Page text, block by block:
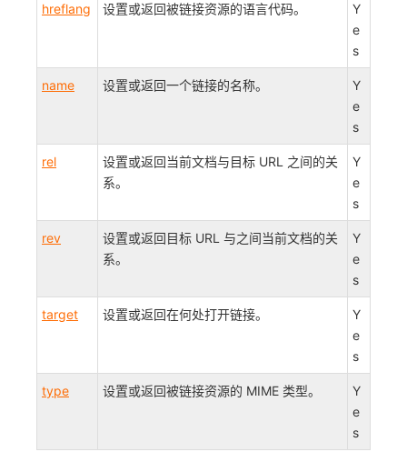
hreflang 设置或返回被链接资源的语言代码。
Y
e
s
name 设置或返回一个链接的名称。
Y
e
s
rel
设置或返回当前文档与目标 URL 之间的关
系。
Y
e
s
rev
设置或返回目标 URL 与之间当前文档的关
系。
Y
e
s
target 设置或返回在何处打开链接。
Y
e
s
type 设置或返回被链接资源的 MIME 类型。
Y
e
s